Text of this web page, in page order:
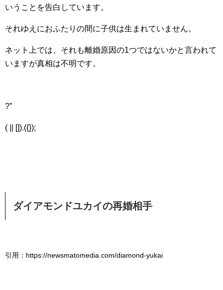
いうことを告白しています。
それゆえにおふたりの間に子供は生まれていません。
ネット上では、それも離婚原因の1つではないかと言われて
いますが真相は不明です。
?”
( || []).({});
ダイアモンドユカイの再婚相手
引用：https://newsmatomedia.com/diamond-yukai